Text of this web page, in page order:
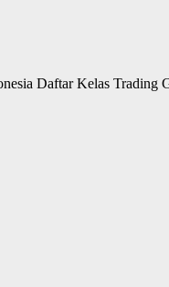
Daftar Kelas Trading